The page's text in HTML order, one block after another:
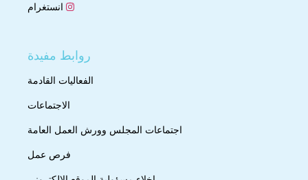
انستغرام
روابط مفيدة
الفعاليات القادمة
الاجتماعات
اجتماعات المجلس وورش العمل العامة
فرص عمل